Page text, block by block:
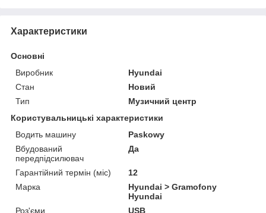
Характеристики
Основні
Виробник
Hyundai
Стан
Новий
Тип
Музичний центр
Користувальницькі характеристики
Водить машину
Paskowy
Вбудований
передпідсилювач
Да
Гарантійний термін (міс)
12
Марка
Hyundai > Gramofony
Hyundai
Роз'єми
USB